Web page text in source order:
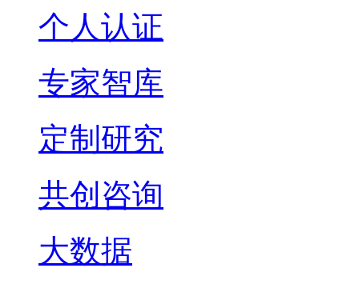
个人认证
专家智库
定制研究
共创咨询
大数据